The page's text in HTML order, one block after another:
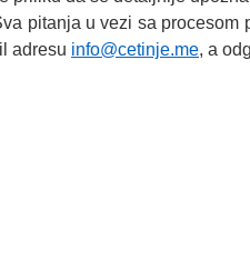
pitanja u vezi sa
adresu info@cetinje.me, a